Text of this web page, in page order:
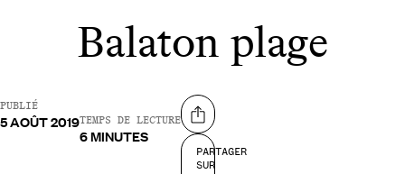
Balaton plage
PUBLIÉ
5 AOÛT 2019TEMPS DE LECTURE
6 MINUTES
Partager sur
PARTAGER
SUR